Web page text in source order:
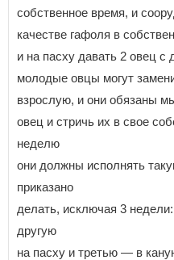
собственное время, и
качестве гафоля в
и на пасху давать 2 овец с
молодые овцы могут
взрослую, и они обязаны
овец и стричь их в свое
неделю
они должны исполнять
приказано
делать, исключая 3
другую
на пасху и третью — в